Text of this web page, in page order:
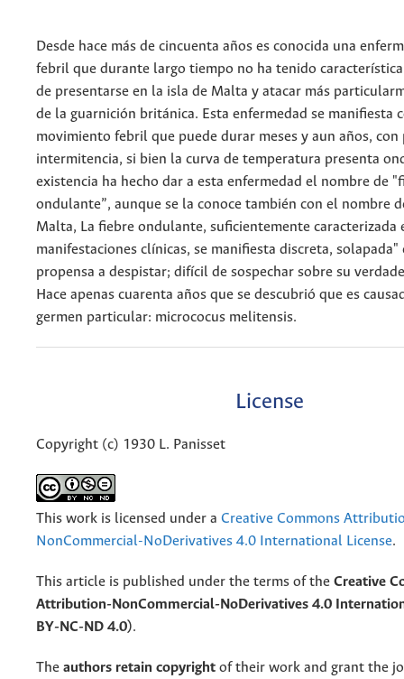
Desde hace más de cincuenta años es conocida una
febril que durante largo tiempo no ha tenido
de presentarse en la isla de Malta y atacar más
de la guarnición británica. Esta enfermedad se manifiesta
movimiento febril que puede durar meses y aun años, con
intermitencia, si bien la curva de temperatura presenta
existencia ha hecho dar a esta enfermedad el nombre de
ondulante”, aunque se la conoce también con el nombre
Malta, La fiebre ondulante, suficientemente caracterizada
manifestaciones clínicas, se manifiesta discreta, solapada"
propensa a despistar; difícil de sospechar sobre su
Hace apenas cuarenta años que se descubrió que es
germen particular: micrococus melitensis.
License
Copyright (c) 1930 L. Panisset
This work is licensed under a Creative Commons
NonCommercial-NoDerivatives 4.0 International License.
This article is published under the terms of the Creative
Attribution-NonCommercial-NoDerivatives 4.0
BY-NC-ND 4.0).
The authors retain copyright of their work and grant the